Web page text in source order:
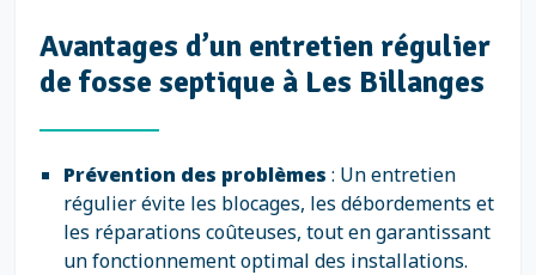
Avantages d’un entretien régulier
de fosse septique à Les Billanges
Prévention des problèmes : Un entretien
régulier évite les blocages, les débordements et
les réparations coûteuses, tout en garantissant
un fonctionnement optimal des installations.